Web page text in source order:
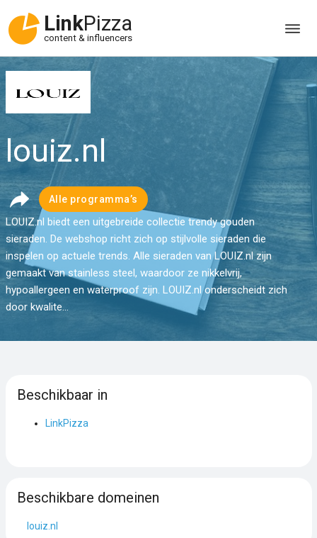
LinkPizza
content & influencers
louiz.nl
Alle programma’s
LOUIZ.nl biedt een uitgebreide collectie trendy gouden
sieraden. De webshop richt zich op stijlvolle sieraden die
inspelen op actuele trends. Alle sieraden van LOUIZ.nl zijn
gemaakt van stainless steel, waardoor ze nikkelvrij,
hypoallergeen en waterproof zijn. LOUIZ.nl onderscheidt zich
door kwalite...
Beschikbaar in
LinkPizza
Beschikbare domeinen
louiz.nl